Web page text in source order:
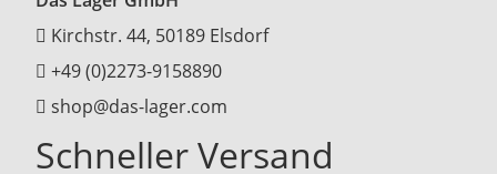
Kirchstr. 44, 50189 Elsdorf
+49 (0)2273-9158890
shop@das-lager.com
Schneller Versand